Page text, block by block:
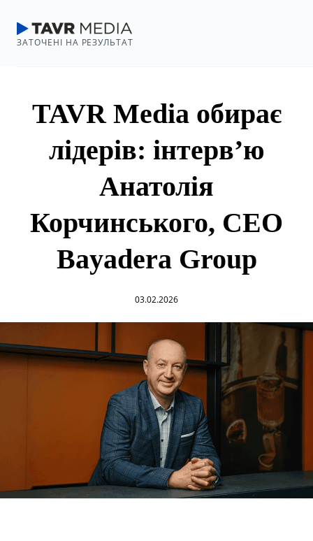
ЗАТОЧЕНІ НА РЕЗУЛЬТАТ
TAVR Media обирає
лідерів: інтерв’ю
Анатолія
Корчинського, CEO
Bayadera Group
03.02.2026